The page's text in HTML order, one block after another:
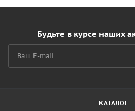
Будьте в курсе наших
КАТАЛОГ